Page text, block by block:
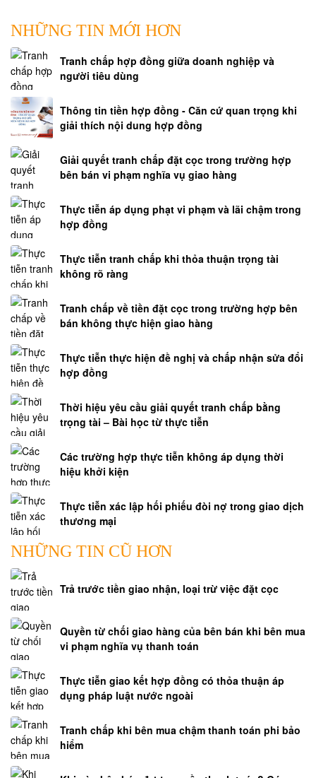
NHỮNG TIN MỚI HƠN
Tranh chấp hợp đồng giữa doanh nghiệp và
người tiêu dùng
Thông tin tiền hợp đồng - Căn cứ quan trọng khi
giải thích nội dung hợp đồng
Giải quyết tranh chấp đặt cọc trong trường hợp
bên bán vi phạm nghĩa vụ giao hàng
Thực tiễn áp dụng phạt vi phạm và lãi chậm trong
hợp đồng
Thực tiễn tranh chấp khi thỏa thuận trọng tài
không rõ ràng
Tranh chấp về tiền đặt cọc trong trường hợp bên
bán không thực hiện giao hàng
Thực tiễn thực hiện đề nghị và chấp nhận sửa đổi
hợp đồng
Thời hiệu yêu cầu giải quyết tranh chấp bằng
trọng tài – Bài học từ thực tiễn
Các trường hợp thực tiễn không áp dụng thời
hiệu khởi kiện
Thực tiễn xác lập hối phiếu đòi nợ trong giao dịch
thương mại
NHỮNG TIN CŨ HƠN
Trả trước tiền giao nhận, loại trừ việc đặt cọc
Quyền từ chối giao hàng của bên bán khi bên mua
vi phạm nghĩa vụ thanh toán
Thực tiễn giao kết hợp đồng có thỏa thuận áp
dụng pháp luật nước ngoài
Tranh chấp khi bên mua chậm thanh toán phi bảo
hiểm